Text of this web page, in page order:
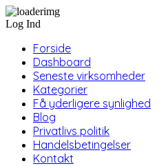
Log Ind
Forside
Dashboard
Seneste virksomheder
Kategorier
Få yderligere synlighed
Blog
Privatlivs politik
Handelsbetingelser
Kontakt